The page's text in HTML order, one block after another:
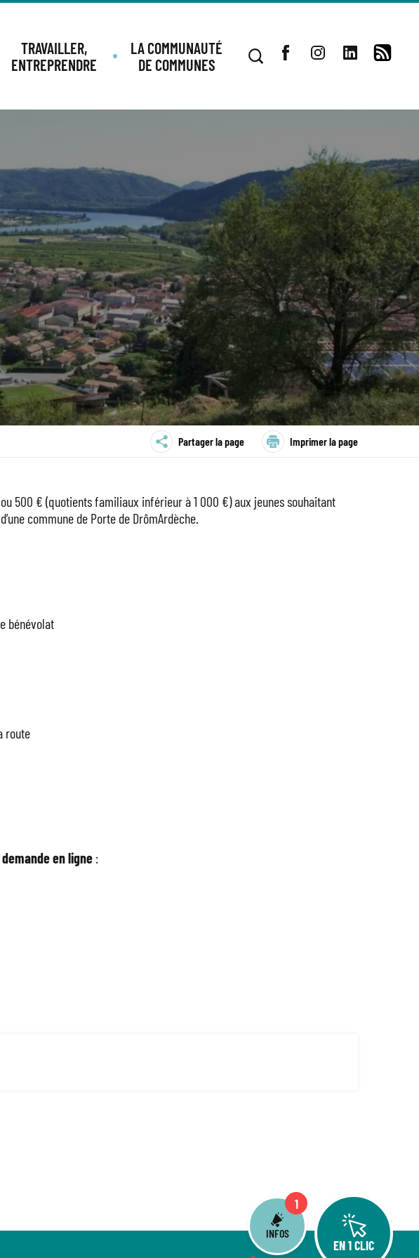
TRAVAILLER,
ENTREPRENDRE
LA COMMUNAUTÉ
DE COMMUNES
Partager la page Imprimer la page
500 € (quotients familiaux inférieur à 1 000 €) aux jeunes souhaitant
commune de Porte de DrômArdèche.
bénévolat
route
en ligne :
1
INFOS
EN 1 CLIC